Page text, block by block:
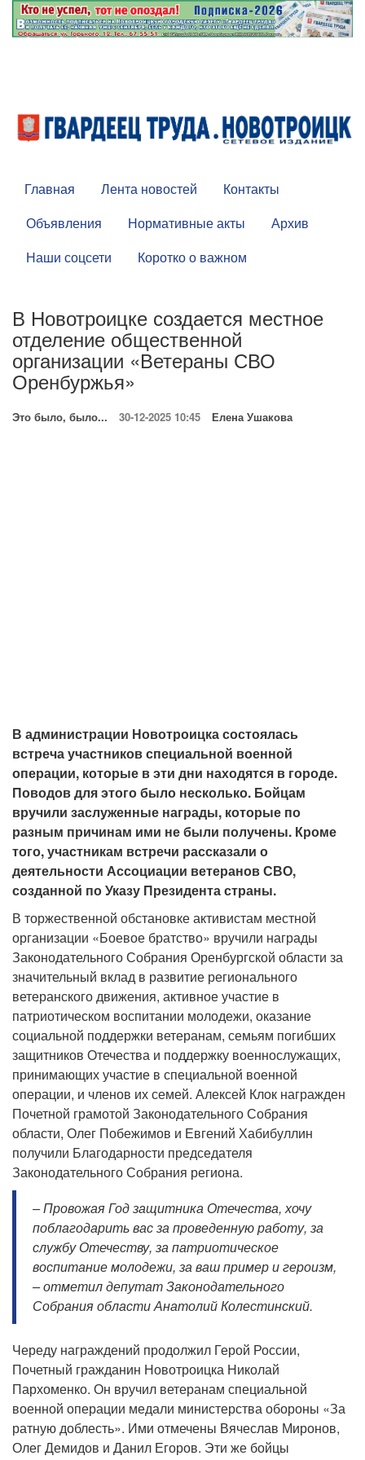
Главная Лента новостей
Контакты
Объявления
Нормативные акты
Архив
Наши соцсети
Коротко о важном
В Новотроицке создается местное
отделение общественной
организации «Ветераны СВО
Оренбуржья»
Это было, было... 30-12-2025 10:45 Елена Ушакова
В администрации Новотроицка состоялась
встреча участников специальной военной
операции, которые в эти дни находятся в городе.
Поводов для этого было несколько. Бойцам
вручили заслуженные награды, которые по
разным причинам ими не были получены. Кроме
того, участникам встречи рассказали о
деятельности Ассоциации ветеранов СВО,
созданной по Указу Президента страны.
В торжественной обстановке активистам местной
организации «Боевое братство» вручили награды
Законодательного Собрания Оренбургской области за
значительный вклад в развитие регионального
ветеранского движения, активное участие в
патриотическом воспитании молодежи, оказание
социальной поддержки ветеранам, семьям погибших
защитников Отечества и поддержку военнослужащих,
принимающих участие в специальной военной
операции, и членов их семей. Алексей Клок награжден
Почетной грамотой Законодательного Собрания
области, Олег Побежимов и Евгений Хабибуллин
получили Благодарности председателя
Законодательного Собрания региона.
– Провожая Год защитника Отечества, хочу
поблагодарить вас за проведенную работу, за
службу Отечеству, за патриотическое
воспитание молодежи, за ваш пример и героизм,
– отметил депутат Законодательного
Собрания области Анатолий Колестинский.
Череду награждений продолжил Герой России,
Почетный гражданин Новотроицка Николай
Пархоменко. Он вручил ветеранам специальной
военной операции медали министерства обороны «За
ратную доблесть». Ими отмечены Вячеслав Миронов,
Олег Демидов и Данил Егоров. Эти же бойцы